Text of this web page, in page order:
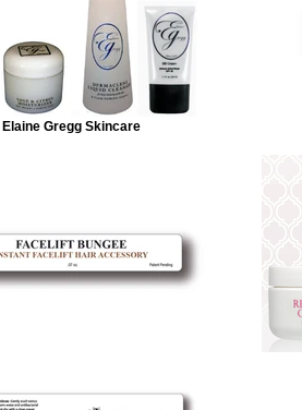
Elaine Gregg Skincare